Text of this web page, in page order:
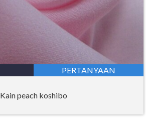
PERTANYAAN
Kain peach koshibo